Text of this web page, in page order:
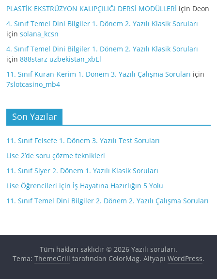
PLASTİK EKSTRÜZYON KALIPÇILIĞI DERSİ MODÜLLERİ için Deon
4. Sınıf Temel Dini Bilgiler 1. Dönem 2. Yazılı Klasik Soruları
içinsolana_kcsn
4. Sınıf Temel Dini Bilgiler 1. Dönem 2. Yazılı Klasik Soruları
için888starz uzbekistan_xbEl
11. Sınıf Kuran-Kerim 1. Dönem 3. Yazılı Çalışma Soruları için
7slotcasino_mb4
Son Yazılar
11. Sınıf Felsefe 1. Dönem 3. Yazılı Test Soruları
Lise 2’de soru çözme teknikleri
11. Sınıf Siyer 2. Dönem 1. Yazılı Klasik Soruları
Lise Öğrencileri için İş Hayatına Hazırlığın 5 Yolu
11. Sınıf Temel Dini Bilgiler 2. Dönem 2. Yazılı Çalışma Soruları
Tüm hakları saklıdır © 2026 Yazılı soruları.
Tema: ThemeGrill tarafından ColorMag. Altyapı WordPress.